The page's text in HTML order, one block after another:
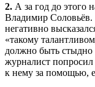
2. А за год до этого
Владимир Соловьёв.
негативно
«такому
должно быть стыдно
журналист попросил
к нему за помощью,